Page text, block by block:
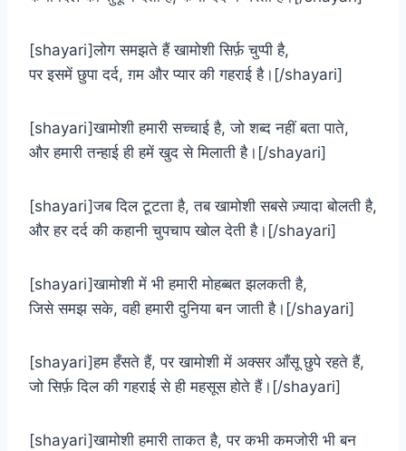
[shayari]लोग समझते हैं खामोशी सिर्फ़ चुप्पी है,
पर इसमें छुपा दर्द, ग़म और प्यार की गहराई है।[/shayari]
[shayari]खामोशी हमारी सच्चाई है, जो शब्द नहीं बता पाते,
और हमारी तन्हाई ही हमें खुद से मिलाती है।[/shayari]
[shayari]जब दिल टूटता है, तब खामोशी सबसे ज़्यादा बोलती है,
और हर दर्द की कहानी चुपचाप खोल देती है।[/shayari]
[shayari]खामोशी में भी हमारी मोहब्बत झलकती है,
जिसे समझ सके, वही हमारी दुनिया बन जाती है।[/shayari]
[shayari]हम हँसते हैं, पर खामोशी में अक्सर आँसू छुपे रहते हैं,
जो सिर्फ़ दिल की गहराई से ही महसूस होते हैं।[/shayari]
[shayari]खामोशी हमारी ताकत है, पर कभी कमजोरी भी बन